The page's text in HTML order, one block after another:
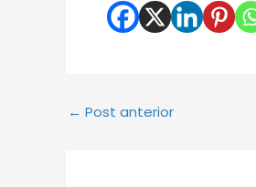
← Post anterior